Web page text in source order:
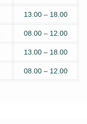
13.00 – 18.00
08.00 – 12.00
13.00 – 18.00
08.00 – 12.00